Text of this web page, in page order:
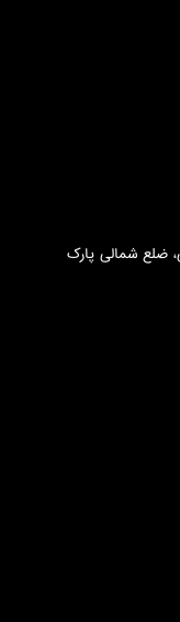
ضلع شمالی پارک